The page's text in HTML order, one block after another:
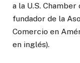
a la U.S.
fundador de la
Comercio en
en inglés).